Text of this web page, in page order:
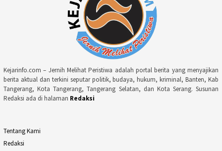
Kejarinfo.com – Jernih Melihat Peristiwa adalah portal berita yang menyajikan
berita aktual dan terkini seputar politik, budaya, hukum, kriminal, Banten, Kab
Tangerang, Kota Tangerang, Tangerang Selatan, dan Kota Serang. Susunan
Redaksi ada di halaman Redaksi
Tentang Kami
Redaksi